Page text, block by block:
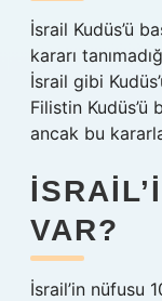
İsrail Kudüs’ü
kararı
İsrail gibi
Filistin
ancak bu
VAR?
İsrail’in nüfusu